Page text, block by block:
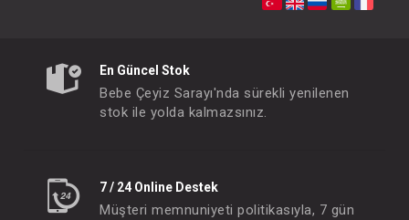
En Güncel Stok
Bebe Çeyiz Sarayı'nda sürekli yenilenen
stok ile yolda kalmazsınız.
7 / 24 Online Destek
Müşteri memnuniyeti politikasıyla, 7 gün